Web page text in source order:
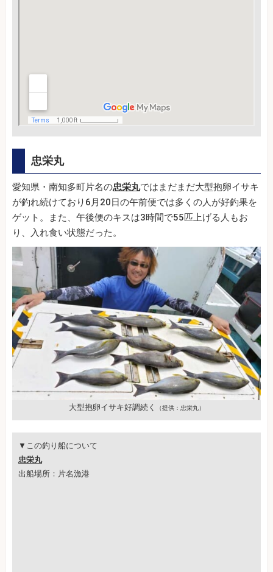
忠栄丸
愛知県・南知多町片名の忠栄丸ではまだまだ大型抱卵イサキ
が釣れ続けており6月20日の午前便では多くの人が好釣果を
ゲット。また、午後便のキスは3時間で55匹上げる人もお
り、入れ食い状態だった。
大型抱卵イサキ好調続く （提供：忠栄丸）
▼この釣り船について
忠栄丸
出船場所：片名漁港